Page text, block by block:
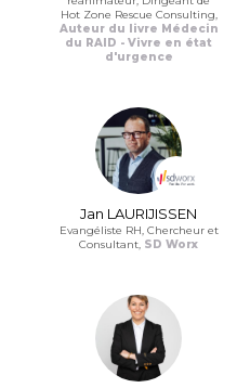
Hot Zone Rescue Consulting,
Auteur du livre Médecin
du RAID - Vivre en état
d'urgence
Jan LAURIJISSEN
Evangéliste RH, Chercheur et
Consultant, SD Worx